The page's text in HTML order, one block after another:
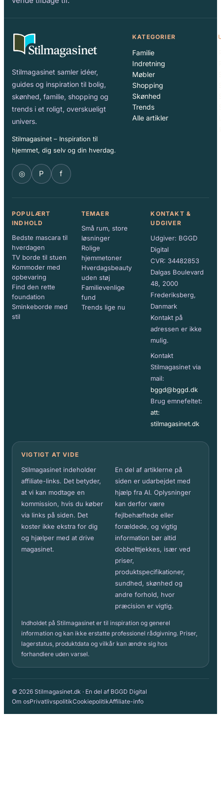
Stilmagasinet samler idéer,
guides og inspiration til bolig,
skønhed, familie, shopping og
trends i et roligt, overskueligt
univers.
Stilmagasinet – Inspiration til
hjemmet, dig selv og din hverdag.
◎ P f
KATEGORIER
Familie
Indretning
Møbler
Shopping
Skønhed
Trends
Alle artikler
POPULÆRT
INDHOLD
Bedste mascara til
hverdagen
TV borde til stuen
Kommoder med
opbevaring
Find den rette
foundation
Sminkeborde med
stil
TEMAER
Små rum, store
løsninger
Rolige
hjemmetoner
Hverdagsbeauty
uden støj
Familievenlige
fund
Trends lige nu
KONTAKT &
UDGIVER
Udgiver: BGGD
Digital
CVR: 34482853
Dalgas Boulevard
48, 2000
Frederiksberg,
Danmark
Kontakt på
adressen er ikke
mulig.
Kontakt
Stilmagasinet via
mail:
bggd@bggd.dk
Brug emnefeltet:
att:
stilmagasinet.dk
VIGTIGT AT VIDE
Stilmagasinet indeholder
affiliate-links. Det betyder,
at vi kan modtage en
kommission, hvis du køber
via links på siden. Det
koster ikke ekstra for dig
og hjælper med at drive
magasinet.
En del af artiklerne på
siden er udarbejdet med
hjælp fra AI. Oplysninger
kan derfor være
fejlbehæftede eller
forældede, og vigtig
information bør altid
dobbelttjekkes, især ved
priser,
produktspecifikationer,
sundhed, skønhed og
andre forhold, hvor
præcision er vigtig.
Indholdet på Stilmagasinet er til inspiration og generel
information og kan ikke erstatte professionel rådgivning. Priser,
lagerstatus, produktdata og vilkår kan ændre sig hos
forhandlere uden varsel.
© 2026 Stilmagasinet.dk · En del af BGGD Digital
Om osPrivatlivspolitikCookiepolitikAffiliate-info